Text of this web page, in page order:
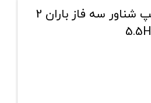
مشخصات فنی پمپ شناور سه فاز باران 2